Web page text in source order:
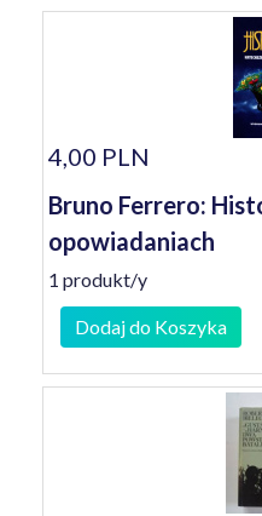
4,00 PLN
Bruno Ferrero:
opowiadaniach
1 produkt/y
Dodaj do Koszyka